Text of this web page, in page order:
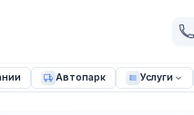
Автопарк Услуги